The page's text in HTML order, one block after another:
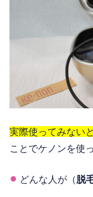
実際使ってみない
ことでケノンを使
どんな人が（脱